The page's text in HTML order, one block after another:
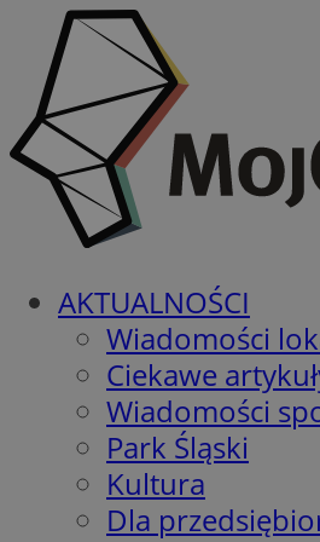
AKTUALNOŚCI
Wiadomości
Ciekawe
Wiadomości
Park Śląski
Kultura
Dla